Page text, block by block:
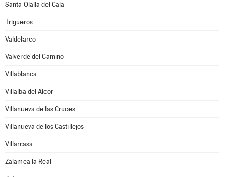
Santa Olalla del Cala
Trigueros
Valdelarco
Valverde del Camino
Villablanca
Villalba del Alcor
Villanueva de las Cruces
Villanueva de los Castillejos
Villarrasa
Zalamea la Real